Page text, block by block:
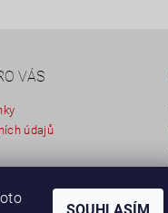
VÁS
údajů